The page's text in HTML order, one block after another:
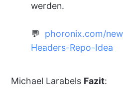
werden.
💬 phoronix.com/
Headers-Repo-Idea
Michael Larabels Fazit: